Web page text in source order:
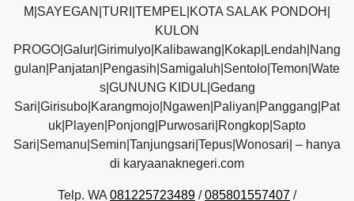
M|SAYEGAN|TURI|TEMPEL|KOTA SALAK PONDOH|
KULON
PROGO|Galur|Girimulyo|Kalibawang|Kokap|Lendah|Nang
gulan|Panjatan|Pengasih|Samigaluh|Sentolo|Temon|Wate
s|GUNUNG KIDUL|Gedang
Sari|Girisubo|Karangmojo|Ngawen|Paliyan|Panggang|Pat
uk|Playen|Ponjong|Purwosari|Rongkop|Sapto
Sari|Semanu|Semin|Tanjungsari|Tepus|Wonosari| – hanya
di karyaanaknegeri.com
Telp. WA 081225723489 /085801557407 /